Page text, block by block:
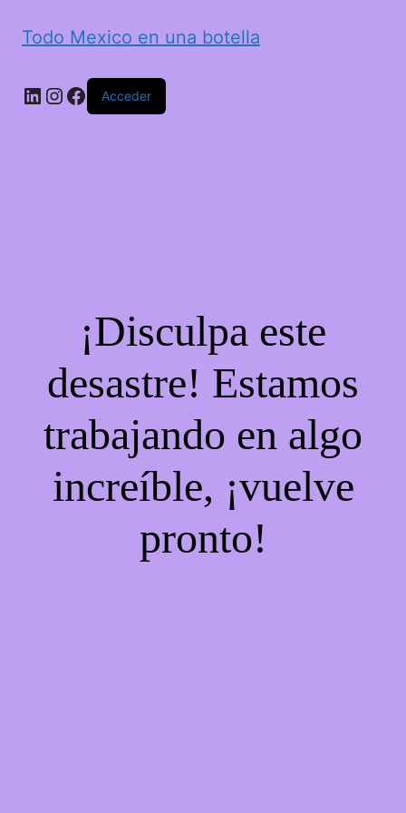
Todo Mexico en una botella
LinkedIn
Instagram
Facebook
Acceder
¡Disculpa este
desastre! Estamos
trabajando en algo
increíble, ¡vuelve
pronto!